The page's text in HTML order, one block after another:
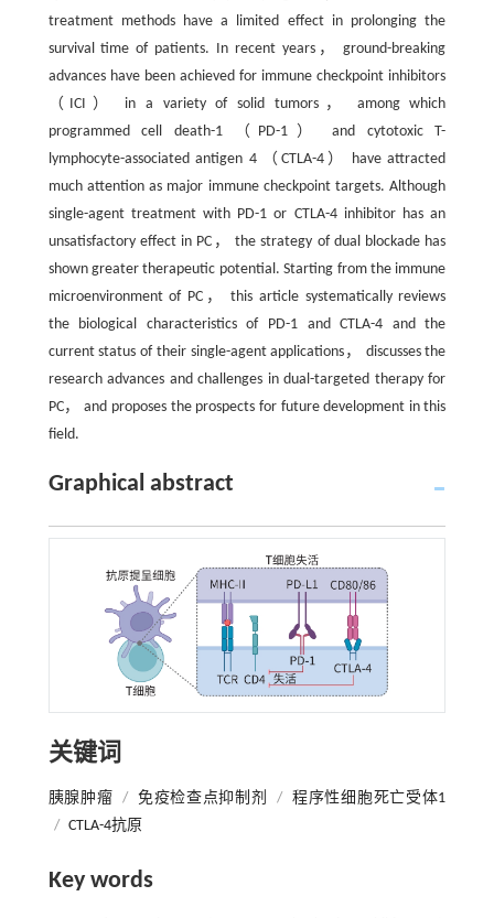
treatment methods have a limited effect in prolonging the
survival time of patients. In recent years， ground-breaking
advances have been achieved for immune checkpoint inhibitors
（ICI） in a variety of solid tumors， among which
programmed cell death-1 （PD-1） and cytotoxic T-
lymphocyte-associated antigen 4 （CTLA-4） have attracted
much attention as major immune checkpoint targets. Although
single-agent treatment with PD-1 or CTLA-4 inhibitor has an
unsatisfactory effect in PC， the strategy of dual blockade has
shown greater therapeutic potential. Starting from the immune
microenvironment of PC， this article systematically reviews
the biological characteristics of PD-1 and CTLA-4 and the
current status of their single-agent applications， discusses the
research advances and challenges in dual-targeted therapy for
PC， and proposes the prospects for future development in this
field.
Graphical abstract
关键词
胰腺肿瘤 / 免疫检查点抑制剂 / 程序性细胞死亡受体1
/ CTLA-4抗原
Key words